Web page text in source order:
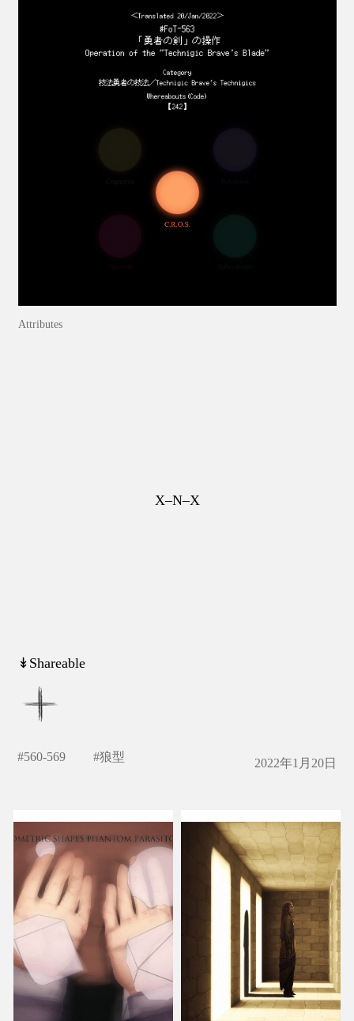
Attributes
X–N–X
↡Shareable
#560-569 #狼型 2022年1月20日